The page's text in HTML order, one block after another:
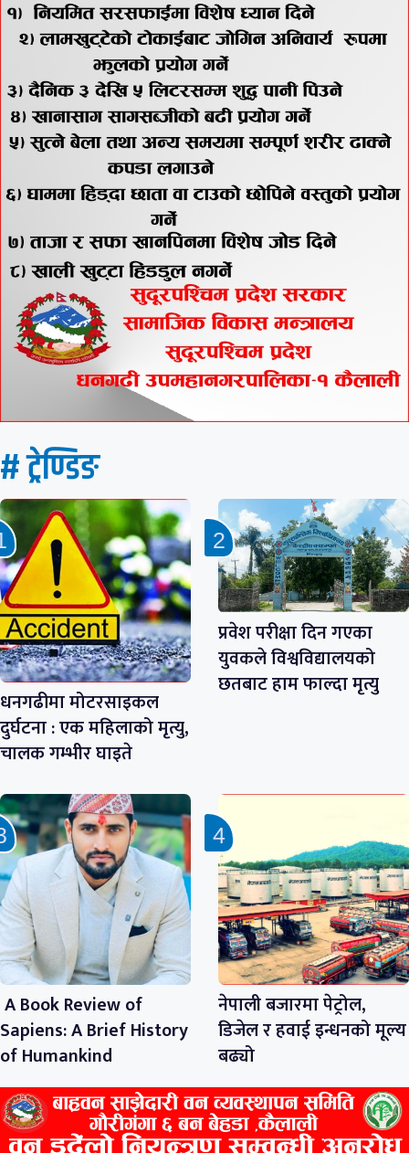
# ट्रेण्डिङ
धनगढीमा मोटरसाइकल
दुर्घटना : एक महिलाको मृत्यु,
चालक गम्भीर घाइते
प्रवेश परीक्षा दिन गएका
युवकले विश्वविद्यालयको
छतबाट हाम फाल्दा मृत्यु
A Book Review of
Sapiens: A Brief History
of Humankind
नेपाली बजारमा पेट्रोल,
डिजेल र हवाई इन्धनको मूल्य
बढ्यो